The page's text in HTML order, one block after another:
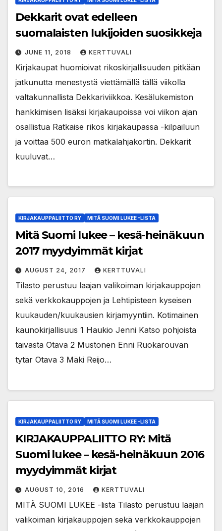
Dekkarit ovat edelleen
suomalaisten lukijoiden suosikkeja
JUNE 11, 2018 KERTTUVALI
Kirjakaupat huomioivat rikoskirjallisuuden pitkään
jatkunutta menestystä viettämällä tällä viikolla
valtakunnallista Dekkariviikkoa. Kesälukemiston
hankkimisen lisäksi kirjakaupoissa voi viikon ajan
osallistua Ratkaise rikos kirjakaupassa -kilpailuun
ja voittaa 500 euron matkalahjakortin. Dekkarit
kuuluvat…
KIRJAKAUPPALIITTO RY MITÄ SUOMI LUKEE -LISTA
Mitä Suomi lukee – kesä-heinäkuun
2017 myydyimmät kirjat
AUGUST 24, 2017 KERTTUVALI
Tilasto perustuu laajan valikoiman kirjakauppojen
sekä verkkokauppojen ja Lehtipisteen kyseisen
kuukauden/kuukausien kirjamyyntiin. Kotimainen
kaunokirjallisuus 1 Haukio Jenni Katso pohjoista
taivasta Otava 2 Mustonen Enni Ruokarouvan
tytär Otava 3 Mäki Reijo…
KIRJAKAUPPALIITTO RY MITÄ SUOMI LUKEE -LISTA
KIRJAKAUPPALIITTO RY: Mitä
Suomi lukee – kesä-heinäkuun 2016
myydyimmät kirjat
AUGUST 10, 2016 KERTTUVALI
MITÄ SUOMI LUKEE -lista Tilasto perustuu laajan
valikoiman kirjakauppojen sekä verkkokauppojen